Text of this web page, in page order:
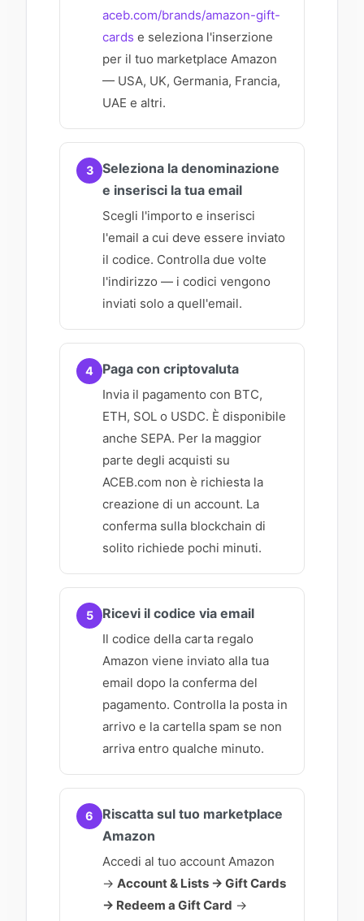
aceb.com/brands/amazon-gift-
cards e seleziona l'inserzione
per il tuo marketplace Amazon
— USA, UK, Germania, Francia,
UAE e altri.
3
Seleziona la denominazione
e inserisci la tua email
Scegli l'importo e inserisci
l'email a cui deve essere inviato
il codice. Controlla due volte
l'indirizzo — i codici vengono
inviati solo a quell'email.
4 Paga con criptovaluta
Invia il pagamento con BTC,
ETH, SOL o USDC. È disponibile
anche SEPA. Per la maggior
parte degli acquisti su
ACEB.com non è richiesta la
creazione di un account. La
conferma sulla blockchain di
solito richiede pochi minuti.
5 Ricevi il codice via email
Il codice della carta regalo
Amazon viene inviato alla tua
email dopo la conferma del
pagamento. Controlla la posta in
arrivo e la cartella spam se non
arriva entro qualche minuto.
6
Riscatta sul tuo marketplace
Amazon
Accedi al tuo account Amazon
→ Account & Lists → Gift Cards
→ Redeem a Gift Card →